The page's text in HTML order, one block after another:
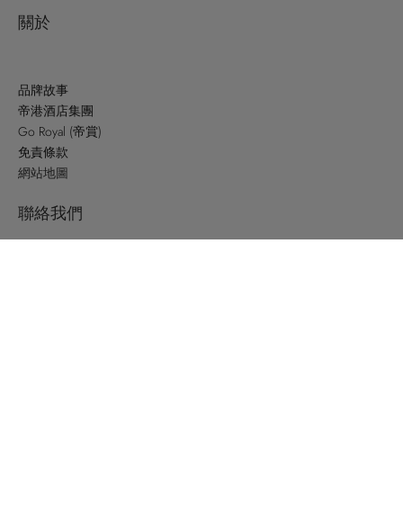
關於
品牌故事
帝港酒店集團
Go Royal (帝賞)
免責條款
網站地圖
聯絡我們